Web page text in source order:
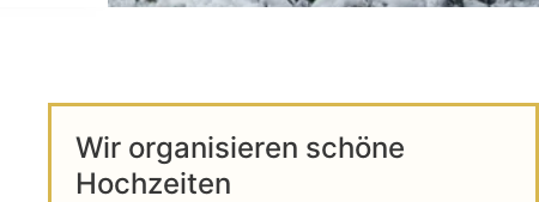
Wir organisieren schöne
Hochzeiten